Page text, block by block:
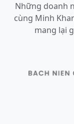
Những doanh
cùng Minh
mang lại